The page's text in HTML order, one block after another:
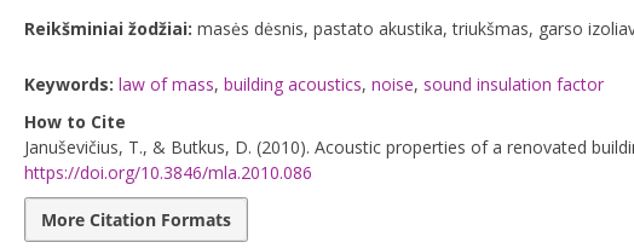
Reikšminiai žodžiai: masės dėsnis, pastato akustika, triukšmas, garso
Keywords: law of mass, building acoustics, noise, sound insulation factor
How to Cite
Januševičius, T., & Butkus, D. (2010). Acoustic properties of a renovated
https://doi.org/10.3846/mla.2010.086
More Citation Formats